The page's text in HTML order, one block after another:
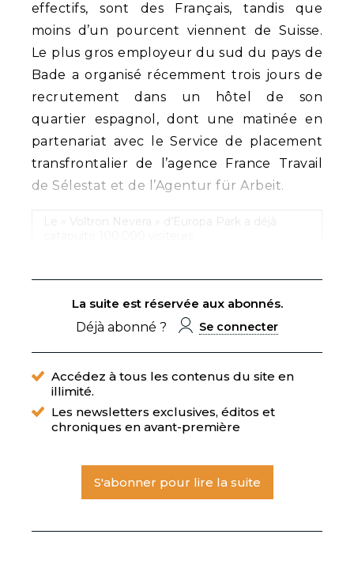
effectifs, sont des Français, tandis que
moins d’un pourcent viennent de Suisse.
Le plus gros employeur du sud du pays de
Bade a organisé récemment trois jours de
recrutement dans un hôtel de son
quartier espagnol, dont une matinée en
partenariat avec le Service de placement
transfrontalier de l’agence France Travail
de Sélestat et de l’Agentur für Arbeit.
Le « Voltron Nevera » d’Europa Park a déjà
La suite est réservée aux abonnés.
Déjà abonné ?
Se connecter
Accédez à tous les contenus du site en
illimité.
Les newsletters exclusives, éditos et
chroniques en avant-première
S'abonner pour lire la suite